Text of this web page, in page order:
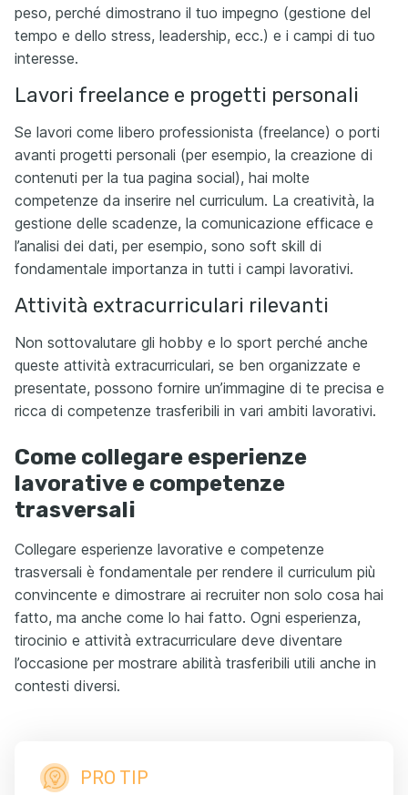
peso, perché dimostrano il tuo impegno (gestione del
tempo e dello stress, leadership, ecc.) e i campi di tuo
interesse.
Lavori freelance e progetti personali
Se lavori come libero professionista (freelance) o porti
avanti progetti personali (per esempio, la creazione di
contenuti per la tua pagina social), hai molte
competenze da inserire nel curriculum. La creatività, la
gestione delle scadenze, la comunicazione efficace e
l’analisi dei dati, per esempio, sono soft skill di
fondamentale importanza in tutti i campi lavorativi.
Attività extracurriculari rilevanti
Non sottovalutare gli hobby e lo sport perché anche
queste attività extracurriculari, se ben organizzate e
presentate, possono fornire un’immagine di te precisa e
ricca di competenze trasferibili in vari ambiti lavorativi.
Come collegare esperienze
lavorative e competenze
trasversali
Collegare esperienze lavorative e competenze
trasversali è fondamentale per rendere il curriculum più
convincente e dimostrare ai recruiter non solo cosa hai
fatto, ma anche come lo hai fatto. Ogni esperienza,
tirocinio e attività extracurriculare deve diventare
l’occasione per mostrare abilità trasferibili utili anche in
contesti diversi.
PRO TIP